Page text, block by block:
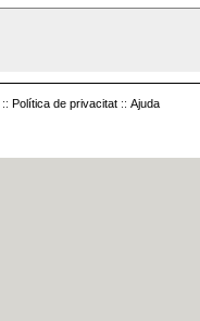
:: Política de privacitat :: Ajuda